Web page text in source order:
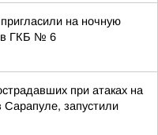
на ночную
в ГКБ № 6
при атаках на
Сарапуле, запустили